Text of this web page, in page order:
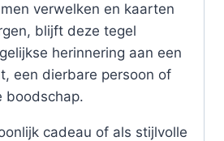
verwelken en kaarten
blijft deze tegel
herinnering aan een
een dierbare persoon of
boodschap.
cadeau of als stijlvolle